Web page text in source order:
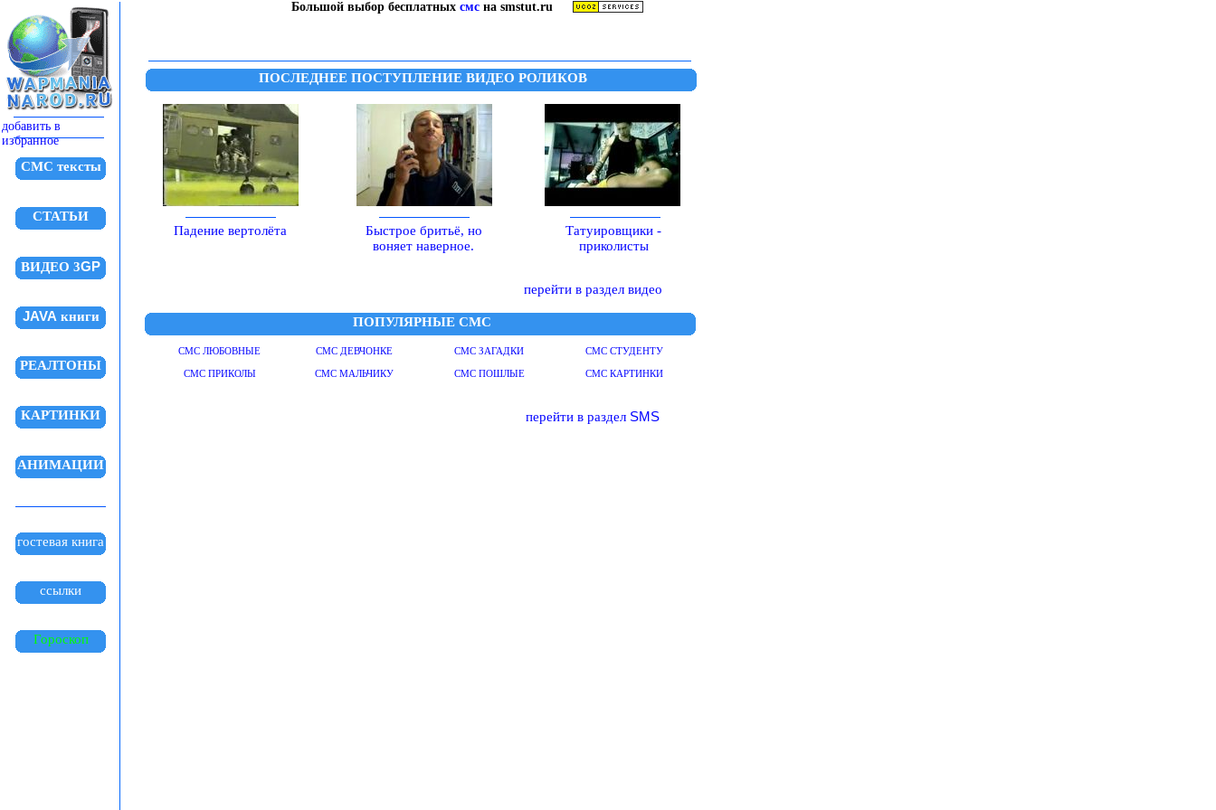
добавить в
избранное
Большой выбор бесплатных смс на smstut.ru
СМС ЛЮБОВНЫЕ
СМС ПРИКОЛЫ
СМС ДЕВЧОНКЕ
СМС МАЛЬЧИКУ
СМС ЗАГАДКИ
СМС ПОШЛЫЕ
СМС СТУДЕНТУ
СМС КАРТИНКИ
СМС тексты
СТАТЬИ
ВИДЕО 3GP
JAVA книги
гостевая книга
перейти в раздел видео
ПОСЛЕДНЕЕ ПОСТУПЛЕНИЕ ВИДЕО РОЛИКОВ
ПОПУЛЯРНЫЕ СМС
перейти в раздел SMS
РЕАЛТОНЫ
КАРТИНКИ
АНИМАЦИИ
ссылки
Гороскоп
Падение вертолёта
Быстрое бритьё, но
воняет наверное.
Татуировщики -
приколисты